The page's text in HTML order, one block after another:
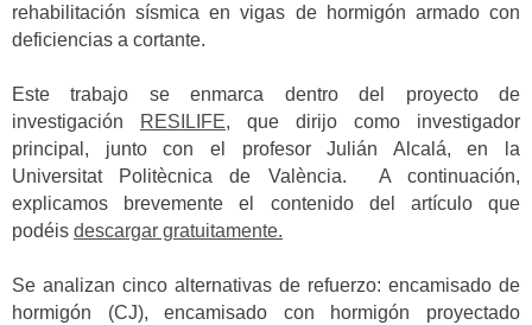
rehabilitación sísmica en vigas de hormigón armado con
deficiencias a cortante.
Este trabajo se enmarca dentro del proyecto de
investigación
RESILIFE, que dirijo como investigador
principal, junto con el profesor Julián Alcalá, en la
Universitat Politècnica de València. A continuación,
explicamos brevemente el contenido del artículo que
podéis descargar gratuitamente.
Se analizan cinco alternativas de refuerzo: encamisado de
hormigón (CJ), encamisado con hormigón proyectado